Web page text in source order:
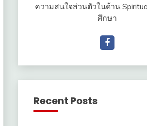
ความสนใจส่วนตัวในด้าน
ศึกษา
Recent Posts